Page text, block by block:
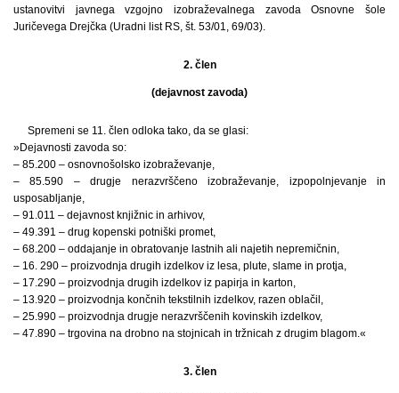
ustanovitvi javnega vzgojno izobraževalnega zavoda Osnovne šole
Juričevega Drejčka (Uradni list RS, št. 53/01, 69/03).
2. člen
(dejavnost zavoda)
Spremeni se 11. člen odloka tako, da se glasi:
»Dejavnosti zavoda so:
– 85.200 – osnovnošolsko izobraževanje,
– 85.590 – drugje nerazvrščeno izobraževanje, izpopolnjevanje in
usposabljanje,
– 91.011 – dejavnost knjižnic in arhivov,
– 49.391 – drug kopenski potniški promet,
– 68.200 – oddajanje in obratovanje lastnih ali najetih nepremičnin,
– 16. 290 – proizvodnja drugih izdelkov iz lesa, plute, slame in protja,
– 17.290 – proizvodnja drugih izdelkov iz papirja in karton,
– 13.920 – proizvodnja končnih tekstilnih izdelkov, razen oblačil,
– 25.990 – proizvodnja drugje nerazvrščenih kovinskih izdelkov,
– 47.890 – trgovina na drobno na stojnicah in tržnicah z drugim blagom.«
3. člen